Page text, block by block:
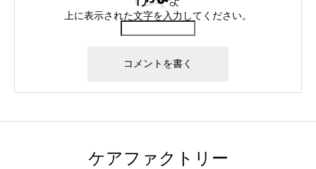
上に表示された文字を入力してください。
ケアファクトリー